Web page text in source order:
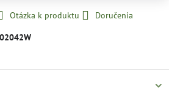
Otázka k produktu
Doručenia